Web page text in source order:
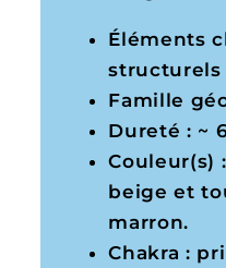
Éléments
structurels
Famille
Dureté : ~
Couleur(s)
beige et
marron.
Chakra :